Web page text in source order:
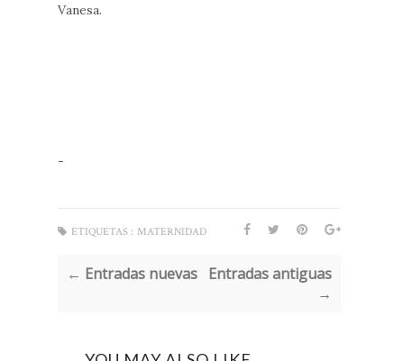
Vanesa.
-
ETIQUETAS : MATERNIDAD
← Entradas nuevas Entradas antiguas
→